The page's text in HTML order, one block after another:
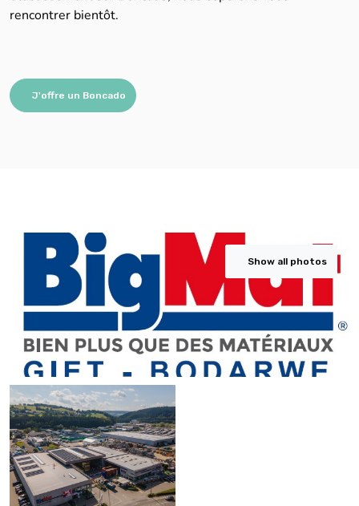
rencontrer bientôt.
J'offre un Boncado
Show all photos